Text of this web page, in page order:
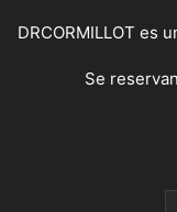
DRCORMILLOT es
Se